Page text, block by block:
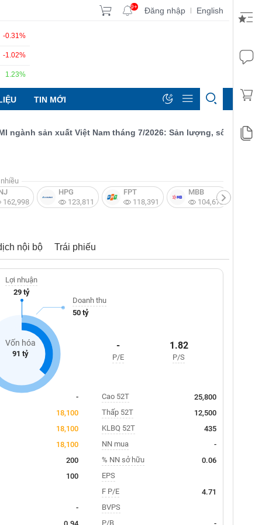
9+ Đăng nhập | English
-0.31%
-1.02%
1.23%
TIN MỚI
sản xuất Việt Nam tháng 7/2026: Sản lượng, số lượng đơn
162,998
HPG
123,811
FPT
118,391
MBB
104,672
nội bộ Trái phiếu
Vốn hóa
91 tỷ
Lợi nhuận
29 tỷ
Doanh thu
50 tỷ
-
P/E
1.82
P/S
-
18,100
18,100
18,100
200
100
-
0.94
Cao 52T
25,800
Thấp 52T
12,500
KLBQ 52T
435
NN mua
-
% NN sở hữu
0.06
EPS
F P/E
4.71
BVPS
P/B
-